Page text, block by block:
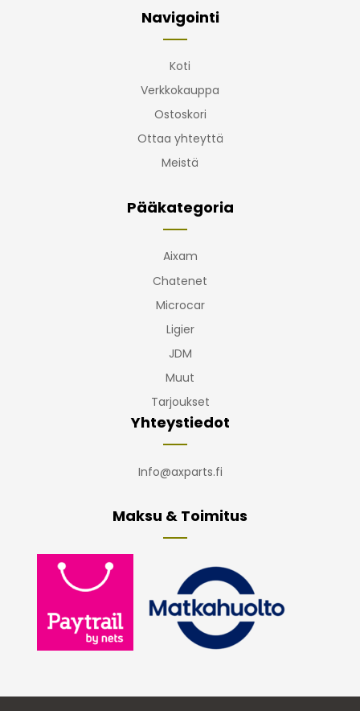
Navigointi
Koti
Verkkokauppa
Ostoskori
Ottaa yhteyttä
Meistä
Pääkategoria
Aixam
Chatenet
Microcar
Ligier
JDM
Muut
Tarjoukset
Yhteystiedot
Info@axparts.fi
Maksu & Toimitus